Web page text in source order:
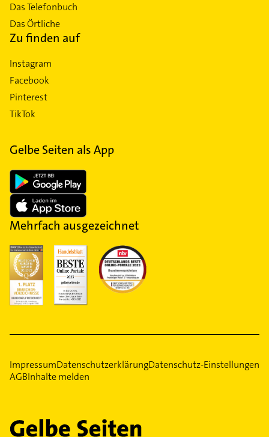
Das Telefonbuch
Das Örtliche
Zu finden auf
Instagram
Facebook
Pinterest
TikTok
Gelbe Seiten als App
Mehrfach ausgezeichnet
ImpressumDatenschutzerklärungDatenschutz-Einstellungen
AGBInhalte melden